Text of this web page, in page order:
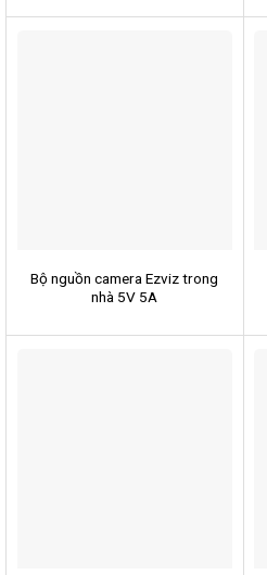
Bộ nguồn camera Ezviz trong
nhà 5V 5A